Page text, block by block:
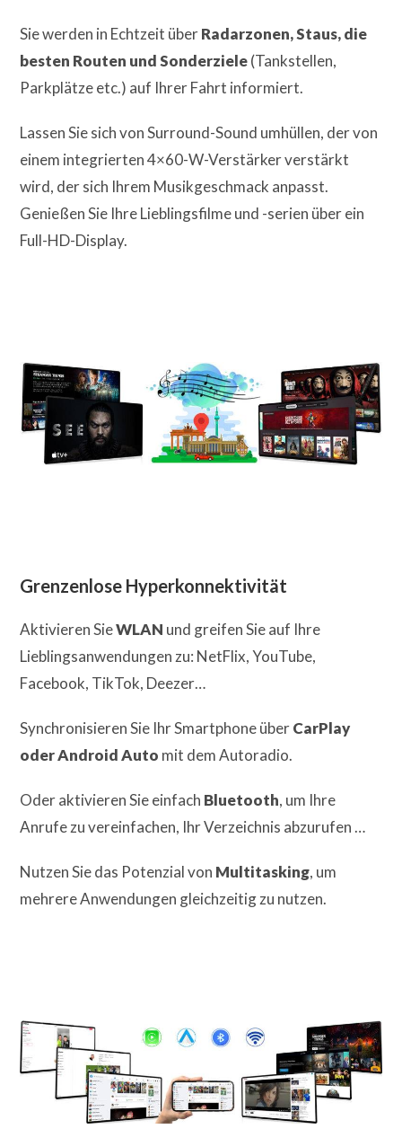
Sie werden in Echtzeit überRadarzonen, Staus, die
besten Routen und Sonderziele(Tankstellen,
Parkplätze etc.) auf Ihrer Fahrt informiert.
Lassen Sie sich von Surround-Sound umhüllen, der von
einem integrierten 4×60-W-Verstärker verstärkt
wird, der sich Ihrem Musikgeschmack anpasst.
Genießen Sie Ihre Lieblingsfilme und -serien über ein
Full-HD-Display.
Grenzenlose Hyperkonnektivität
Aktivieren SieWLAN und greifen Sie auf Ihre
Lieblingsanwendungen zu: NetFlix, YouTube,
Facebook, TikTok, Deezer…
Synchronisieren Sie Ihr Smartphone überCarPlay
oder Android Auto mit dem Autoradio.
Oder aktivieren Sie einfach Bluetooth, um Ihre
Anrufe zu vereinfachen, Ihr Verzeichnis abzurufen …
Nutzen Sie das Potenzial von Multitasking, um
mehrere Anwendungen gleichzeitig zu nutzen.